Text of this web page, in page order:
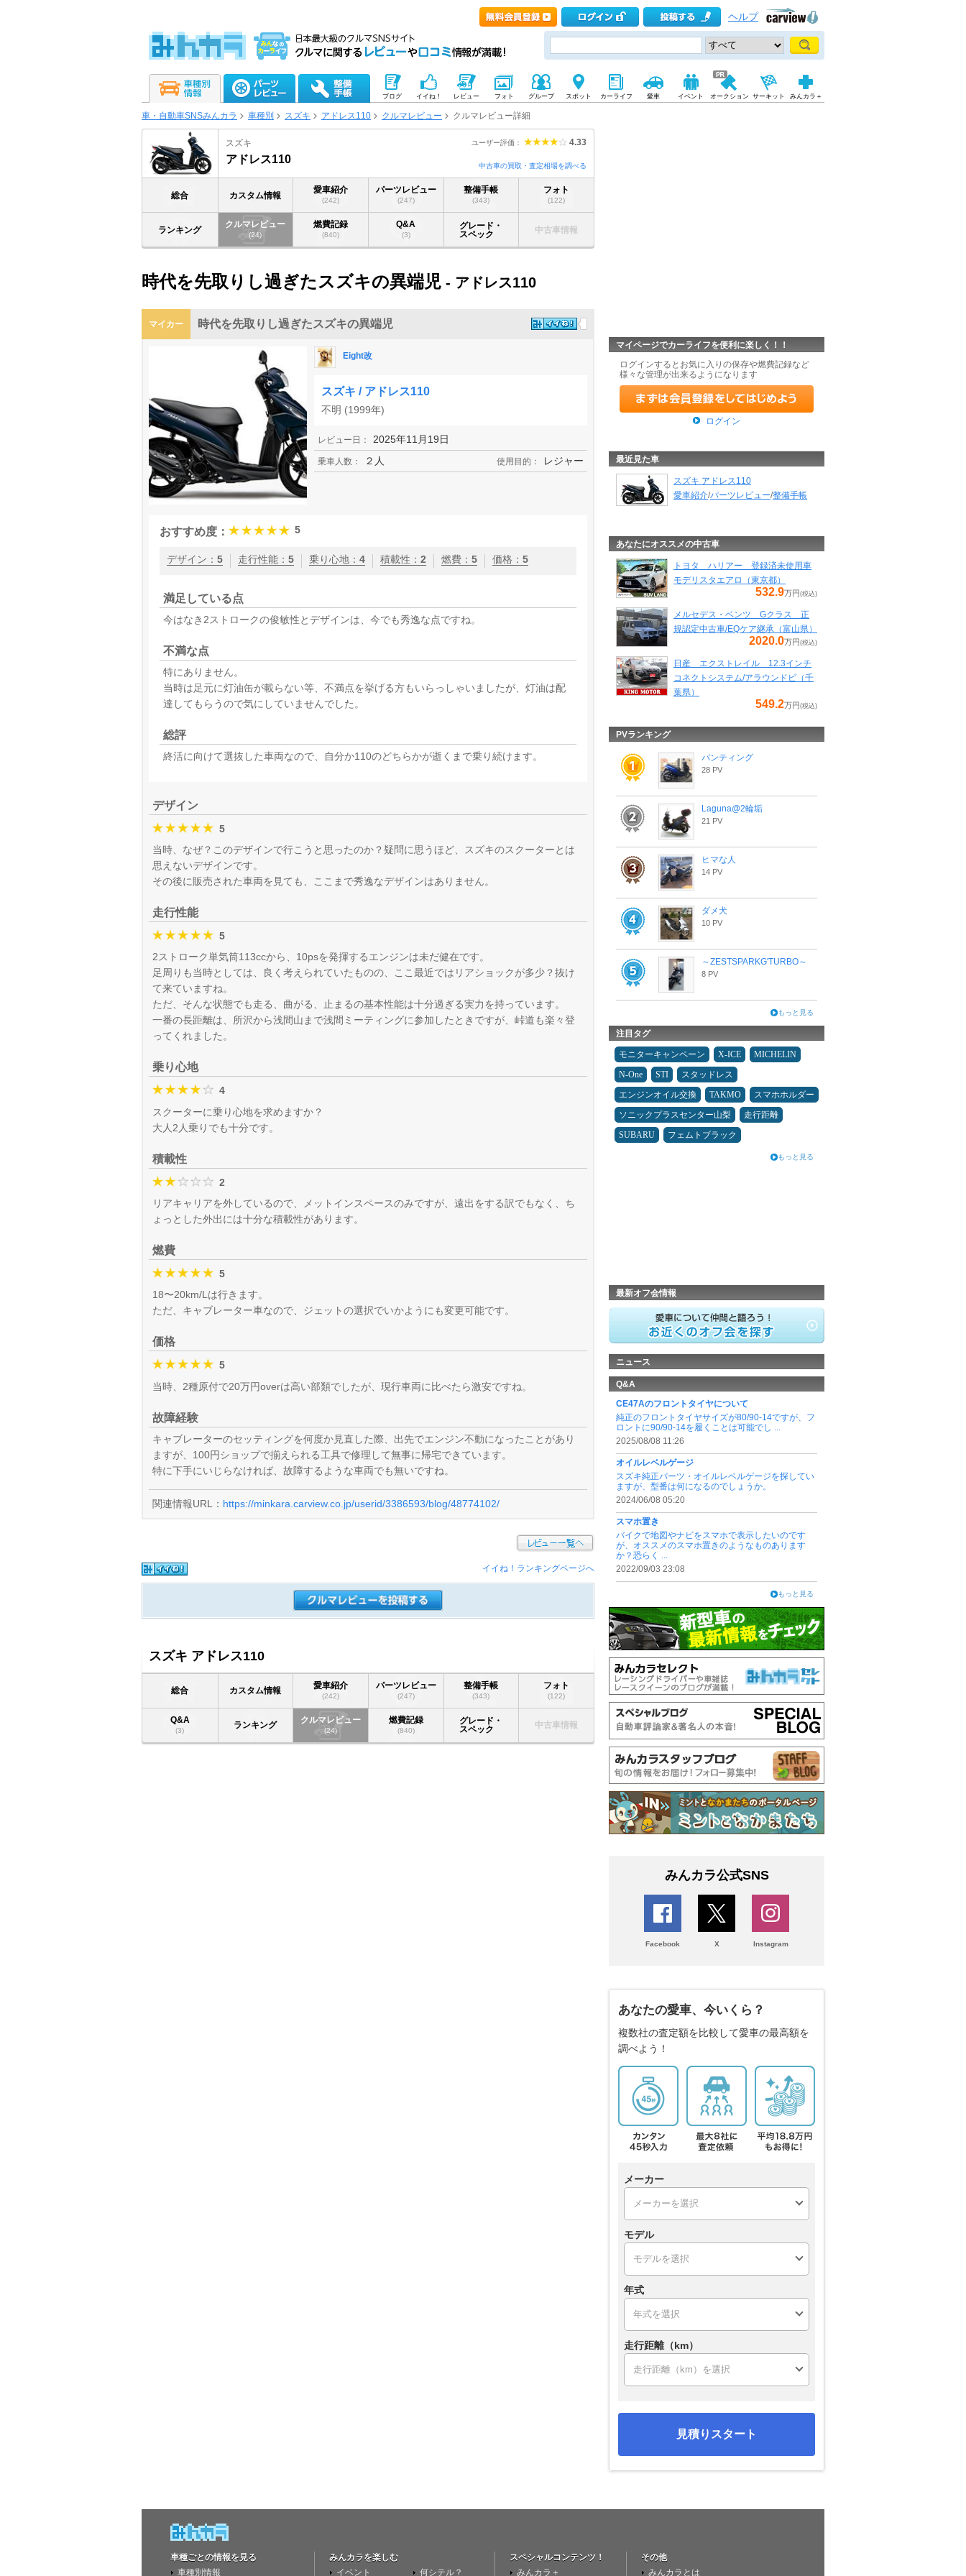
ヘルプ
ブログ イイね！ レビュー フォト グループ スポット カーライフ 愛車 イベント オークション サーキット みんカラ＋
車・自動車SNSみんカラ 車種別 スズキ アドレス110 クルマレビュー クルマレビュー詳細
ユーザー評価： 4.33
スズキ
アドレス110
中古車の買取・査定相場を調べる
総合 カスタム情報
愛車紹介
(242)
パーツレビュー
(247)
整備手帳
(343)
フォト
(122)
ランキング
クルマレビュー
(24)
燃費記録
(840)
Q&A
(3)
グレード・
スペック
中古車情報
時代を先取りし過ぎたスズキの異端児 - アドレス110
マイカー 時代を先取りし過ぎたスズキの異端児
Eight改
スズキ / アドレス110
不明 (1999年)
レビュー日： 2025年11月19日
乗車人数： ２人 使用目的： レジャー
おすすめ度： 5
デザイン ： 5 走行性能 ： 5 乗り心地 ： 4 積載性 ： 2 燃費 ： 5 価格 ： 5
満足している点
今はなき2ストロークの俊敏性とデザインは、今でも秀逸な点ですね。
不満な点
特にありません。
当時は足元に灯油缶が載らない等、不満点を挙げる方もいらっしゃいましたが、灯油は配
達してもらうので気にしていませんでした。
総評
終活に向けて選抜した車両なので、自分か110のどちらかが逝くまで乗り続けます。
デザイン
5
当時、なぜ？このデザインで行こうと思ったのか？疑問に思うほど、スズキのスクーターとは
思えないデザインです。
その後に販売された車両を見ても、ここまで秀逸なデザインはありません。
走行性能
5
2ストローク単気筒113ccから、10psを発揮するエンジンは未だ健在です。
足周りも当時としては、良く考えられていたものの、ここ最近ではリアショックが多少？抜け
て来ていますね。
ただ、そんな状態でも走る、曲がる、止まるの基本性能は十分過ぎる実力を持っています。
一番の長距離は、所沢から浅間山まで浅間ミーティングに参加したときですが、峠道も楽々登
ってくれました。
乗り心地
4
スクーターに乗り心地を求めますか？
大人2人乗りでも十分です。
積載性
2
リアキャリアを外しているので、メットインスペースのみですが、遠出をする訳でもなく、ち
ょっとした外出には十分な積載性があります。
燃費
5
18〜20km/Lは行きます。
ただ、キャブレーター車なので、ジェットの選択でいかようにも変更可能です。
価格
5
当時、2種原付で20万円overは高い部類でしたが、現行車両に比べたら激安ですね。
故障経験
キャブレーターのセッティングを何度か見直した際、出先でエンジン不動になったことがあり
ますが、100円ショップで揃えられる工具で修理して無事に帰宅できています。
特に下手にいじらなければ、故障するような車両でも無いですね。
関連情報URL： https://minkara.carview.co.jp/userid/3386593/blog/48774102/
イイね！ランキングページへ
スズキ アドレス110
総合 カスタム情報
愛車紹介
(242)
パーツレビュー
(247)
整備手帳
(343)
フォト
(122)
Q&A
(3) ランキング
クルマレビュー
(24)
燃費記録
(840)
グレード・
スペック
中古車情報
マイページでカーライフを便利に楽しく！！
ログインするとお気に入りの保存や燃費記録など
様々な管理が出来るようになります
ログイン
最近見た車
スズキ アドレス110
愛車紹介/パーツレビュー/整備手帳
あなたにオススメの中古車
トヨタ ハリアー 登録済未使用車
モデリスタエアロ（東京都）
532.9万円 (税込)
メルセデス・ベンツ Gクラス 正
規認定中古車/EQケア継承（富山県）
2020.0万円 (税込)
日産 エクストレイル 12.3インチ
コネクトシステム/アラウンドビ（千
葉県）
549.2万円 (税込)
PVランキング
バンティング
28 PV
Laguna@2輪垢
21 PV
ヒマな人
14 PV
ダメ犬
10 PV
～ZESTSPARKG'TURBO～
8 PV
もっと見る
注目タグ
モニターキャンペーン X-ICE
MICHELIN
N-One
STI
スタッドレス
エンジンオイル交換
TAKMO
スマホホルダー
ソニックプラスセンター山梨
走行距離
SUBARU
フェムトブラック
もっと見る
最新オフ会情報
ニュース
Q&A
CE47Aのフロントタイヤについて
純正のフロントタイヤサイズが80/90-14ですが、フ
ロントに90/90-14を履くことは可能でし ...
2025/08/08 11:26
オイルレベルゲージ
スズキ純正パーツ・オイルレベルゲージを探してい
ますが、型番は何になるのでしょうか。
2024/06/08 05:20
スマホ置き
バイクで地図やナビをスマホで表示したいのです
が、オススメのスマホ置きのようなものあります
か？恐らく ...
2022/09/03 23:08
もっと見る
みんカラ公式SNS
Facebook X Instagram
あなたの愛車、今いくら？
複数社の査定額を比較して愛車の最高額を
調べよう！
メーカー
モデル
年式
走行距離（km）
見積りスタート
車種ごとの情報を見る
車種別情報
みんカラを楽しむ
イベント
何シテル？
スペシャルコンテンツ！
みんカラ＋
その他
みんカラとは